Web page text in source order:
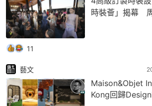
時裝薈」揭幕
11
藝文
Maison&Objet
Kong回歸